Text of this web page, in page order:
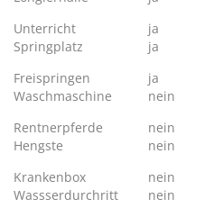
Unterricht
ja
Springplatz
ja
Freispringen
ja
Waschmaschine
nein
Rentnerpferde
nein
Hengste
nein
Krankenbox
nein
Wassserdurchritt
nein